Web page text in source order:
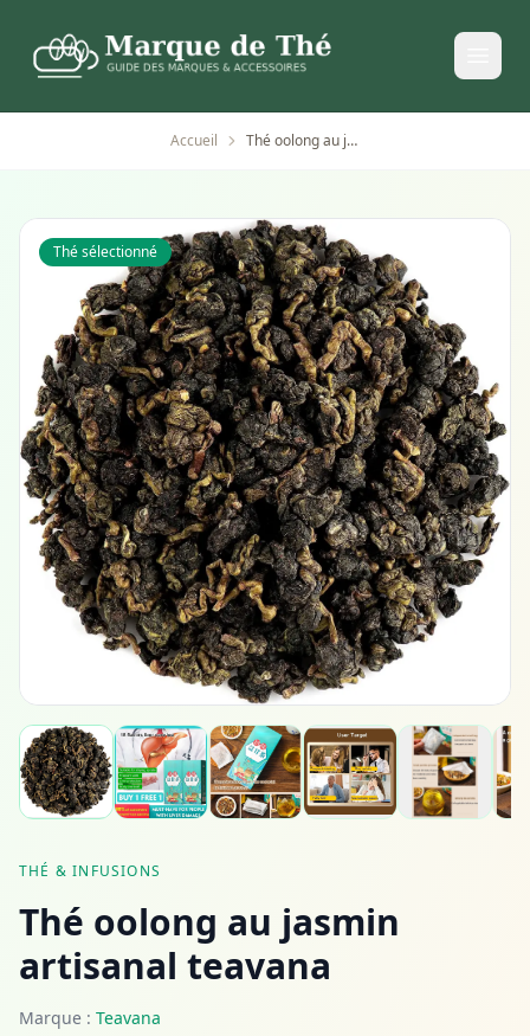
Accueil Thé oolong au jasmin artisanal teavana
Thé sélectionné
THÉ & INFUSIONS
Thé oolong au jasmin
artisanal teavana
Marque : Teavana